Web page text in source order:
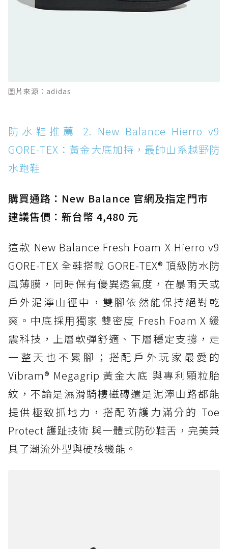
防水鞋推薦 11. On Cloudhorizon 2 WP：腳
感軟彈、搭載 Missiongrip™ 的防水輕越野鞋
Boot：馬汀首款雨靴登場，經典八孔加上全防
防水鞋推薦 14. SKECHERS BADGER
WATERPROOF：一踩即穿懶人神器！搭載固特
異大底與全防水厚底健走鞋
防水鞋推薦 15. Brooks Cascadia 19 GTX：注
圖片來源：adidas
防水鞋推薦 2. New Balance Hierro v9
GORE-TEX：黃金大底加持，最帥山系越野防
水跑鞋
購買通路：New Balance 官網及指定門市
建議售價：新台幣 4,480 元
這款 New Balance Fresh Foam X Hierro v9
GORE-TEX 全鞋搭載 GORE-TEX® 頂級防水防
風薄膜，同時保有優異透氣度，在暴雨天或
戶外泥濘山徑中，雙腳依然能保持絕對乾
爽。中底採用獨家 雙密度 Fresh Foam X 緩
震科技，上層軟彈舒適、下層穩定支撐，走
一整天也不累腳；搭配戶外玩家最愛的
Vibram® Megagrip 黃金大底 與專利顆粒胎
紋，不論是濕滑騎樓磁磚還是泥濘山路都能
提供極致抓地力，搭配防護力滿分的 Toe
Protect 護趾技術 與一體式防砂鞋舌，完美兼
具了潮流外型與硬核機能。